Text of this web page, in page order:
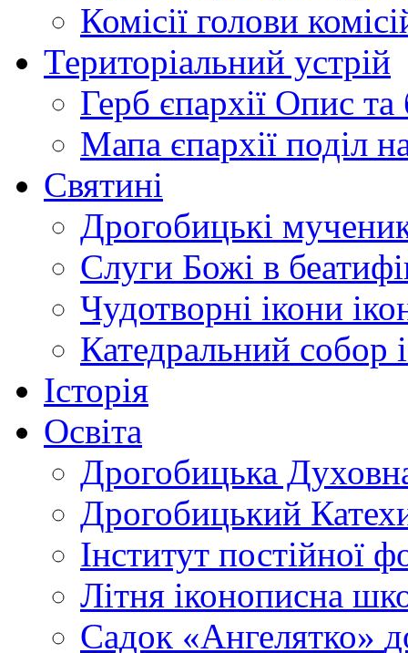
Комісії голови
Територіальний устрій
Герб єпархії Опис та
Мапа єпархії поділ
Святині
Дрогобицькі
Слуги Божі в
Чудотворні ікони
Катедральний собор
Історія
Освіта
Дрогобицька
Дрогобицький
Інститут постійної
Літня іконописна
Садок «Ангелятко»